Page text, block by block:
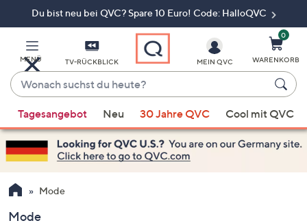
Du bist neu bei QVC? Spare 10 Euro! Code: HalloQVC
MENÜ TV-RÜCKBLICK
Wonach
suchst
du
heute?
Vorschläge
verfügbar
sind,
verwenden
Sie
Pfeiltasten
MEIN QVC
0
WARENKORB
Tagesangebot Neu 30 Jahre QVC Cool mit QVC
Mode
Mode